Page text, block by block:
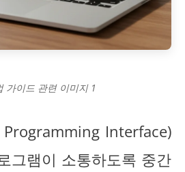
가이드 관련 이미지 1
Interface)
그램이 소통하도록 중간